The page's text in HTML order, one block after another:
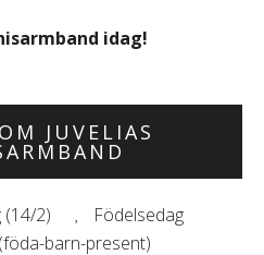
idag!
JUVELIAS
(14/2)
Födelsedag
barn-present)